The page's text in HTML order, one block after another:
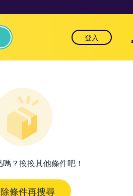
登入
？換換其他條件吧！
條件再搜尋